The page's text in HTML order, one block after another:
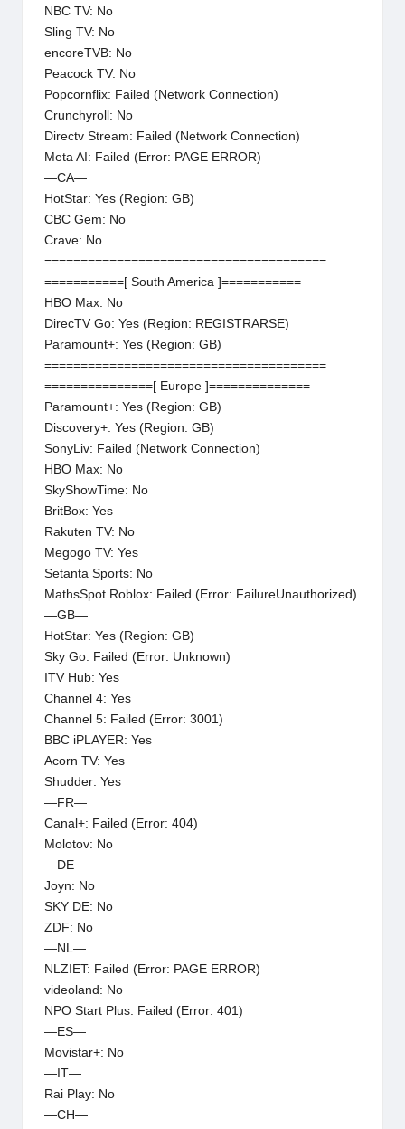
NBC TV: No
Sling TV: No
encoreTVB: No
Peacock TV: No
Popcornflix: Failed (Network Connection)
Crunchyroll: No
Directv Stream: Failed (Network Connection)
Meta AI: Failed (Error: PAGE ERROR)
—CA—
HotStar: Yes (Region: GB)
CBC Gem: No
Crave: No
=======================================
===========[ South America ]===========
HBO Max: No
DirecTV Go: Yes (Region: REGISTRARSE)
Paramount+: Yes (Region: GB)
=======================================
===============[ Europe ]==============
Paramount+: Yes (Region: GB)
Discovery+: Yes (Region: GB)
SonyLiv: Failed (Network Connection)
HBO Max: No
SkyShowTime: No
BritBox: Yes
Rakuten TV: No
Megogo TV: Yes
Setanta Sports: No
MathsSpot Roblox: Failed (Error: FailureUnauthorized)
—GB—
HotStar: Yes (Region: GB)
Sky Go: Failed (Error: Unknown)
ITV Hub: Yes
Channel 4: Yes
Channel 5: Failed (Error: 3001)
BBC iPLAYER: Yes
Acorn TV: Yes
Shudder: Yes
—FR—
Canal+: Failed (Error: 404)
Molotov: No
—DE—
Joyn: No
SKY DE: No
ZDF: No
—NL—
NLZIET: Failed (Error: PAGE ERROR)
videoland: No
NPO Start Plus: Failed (Error: 401)
—ES—
Movistar+: No
—IT—
Rai Play: No
—CH—